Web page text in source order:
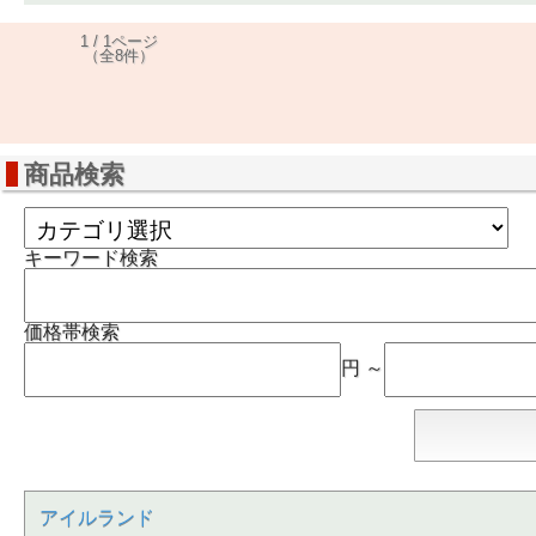
1 / 1ページ
（全8件）
商品検索
キーワード検索
価格帯検索
円 ～
アイルランド